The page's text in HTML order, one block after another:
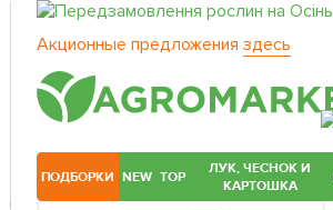
Акционные предложения здесь
ПОДБОРКИ NEW TOP
ЛУК, ЧЕСНОК И
КАРТОШКА